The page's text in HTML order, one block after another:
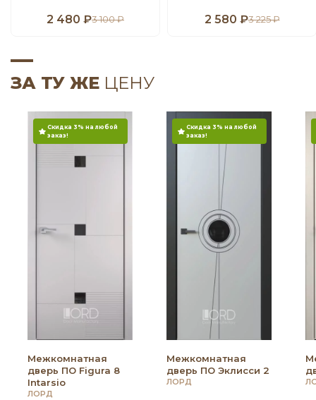
2 480 ₽3 100 ₽ 2 580 ₽3 225 ₽
ЗА ТУ ЖЕ ЦЕНУ
Скидка 3% на любой
заказ!
Межкомнатная
дверь ПО Figura 8
Intarsio
ЛОРД
Скидка 3% на любой
заказ!
Межкомнатная
дверь ПО Эклисси 2
ЛОРД